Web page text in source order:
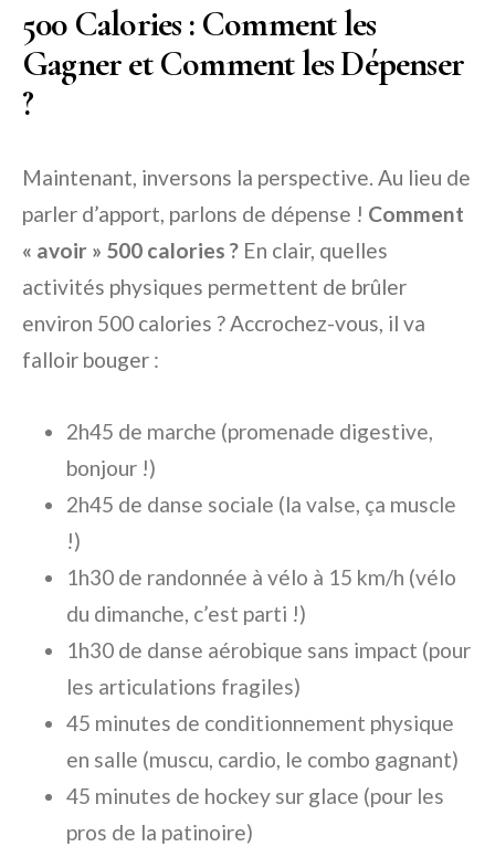
500 Calories : Comment les
Gagner et Comment les Dépenser
?
Maintenant, inversons la perspective. Au lieu de
parler d’apport, parlons de dépense ! Comment
« avoir » 500 calories ? En clair, quelles
activités physiques permettent de brûler
environ 500 calories ? Accrochez-vous, il va
falloir bouger :
2h45 de marche (promenade digestive,
bonjour !)
2h45 de danse sociale (la valse, ça muscle
!)
1h30 de randonnée à vélo à 15 km/h (vélo
du dimanche, c’est parti !)
1h30 de danse aérobique sans impact (pour
les articulations fragiles)
45 minutes de conditionnement physique
en salle (muscu, cardio, le combo gagnant)
45 minutes de hockey sur glace (pour les
pros de la patinoire)